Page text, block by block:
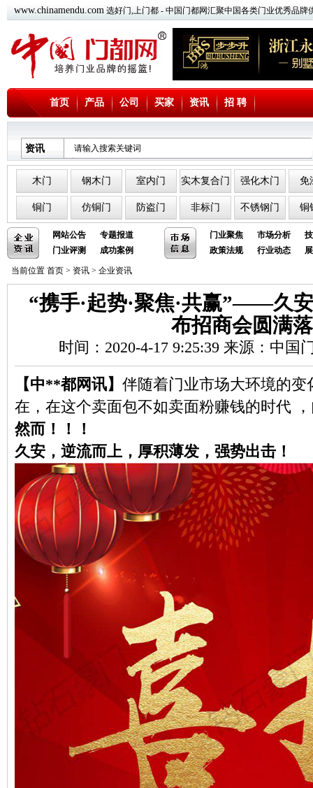
www.chinamendu.com选好门,上门都 - 中国门都网汇聚中国各类门业优秀品牌
首页 产品 公司 买家 资讯 招 聘
资讯
木门 钢木门 室内门 实木复合门 强化木门 免
铜门 仿铜门 防盗门 非标门 不锈钢门 铜
网站公告
专题报道
门业评测
成功案例
门业聚焦 市场分析
政策法规
行业动态
当前位置 首页 > 资讯 > 企业资讯
“携手·起势·聚焦·共赢”——久
布招商会圆满
时间：2020-4-17 9:25:39 来源：中国
【中**都网讯】 伴随着门业市场大环境的
在，在这个卖面包不如卖面粉赚钱的时代
然而！！！
久安，逆流而上，厚积薄发，强势出击！